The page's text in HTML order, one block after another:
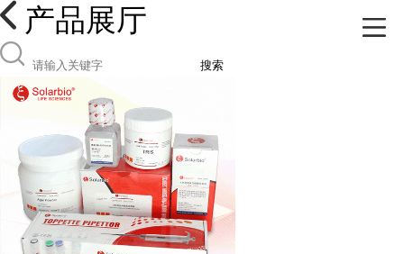
产品展厅
搜索